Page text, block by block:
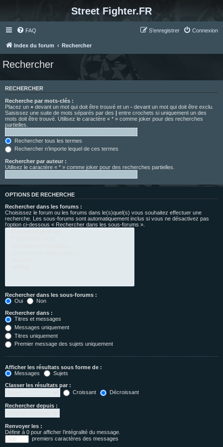
Street Fighter.FR
FAQ Connexion
S’enregistrer
Index du forum Rechercher
Rechercher
RECHERCHER
Recherche par mots-clés :
Placez un + devant un mot qui doit être trouvé et un - devant un mot qui doit être exclu.
Saisissez une suite de mots séparés par des | entre crochets si uniquement un des
mots doit être trouvé. Utilisez le caractère « * » comme joker pour des recherches
partielles.
Rechercher tous les termes
Rechercher n’importe lequel de ces termes
Rechercher par auteur :
Utilisez le caractère « * » comme joker pour des recherches partielles.
OPTIONS DE RECHERCHE
Rechercher dans les forums :
Choisissez le forum ou les forums dans le(s)quel(s) vous souhaitez effectuer une
recherche. Les sous-forums sont automatiquement inclus si vous ne désactivez pas
l’option ci-dessous « Rechercher dans les sous-forums ».
Rechercher dans les sous-forums :
Oui
Non
Rechercher dans :
Titres et messages
Messages uniquement
Titres uniquement
Premier message des sujets uniquement
Afficher les résultats sous forme de :
Messages
Sujets
Classer les résultats par :
Croissant
Décroissant
Rechercher depuis :
Renvoyer les :
Définir à 0 pour afficher l’intégralité du message.
premiers caractères des messages